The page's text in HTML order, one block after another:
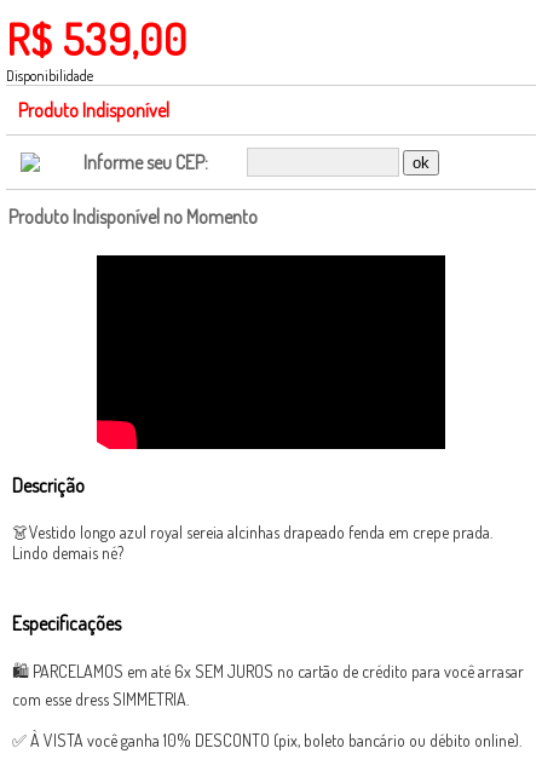
R$ 539,00
Disponibilidade
Produto Indisponível
Informe seu CEP:
Produto Indisponível no Momento
Descrição
👗Vestido longo azul royal sereia alcinhas drapeado fenda em crepe prada.
Lindo demais né?
Especificações
🛍 PARCELAMOS em até 6x SEM JUROS no cartão de crédito para você arrasar
com esse dress SIMMETRIA.
✅ À VISTA você ganha 10% DESCONTO (pix, boleto bancário ou débito online).